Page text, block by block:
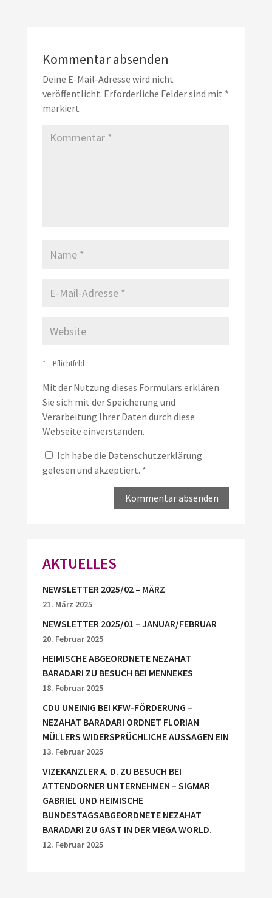
Kommentar absenden
Deine E-Mail-Adresse wird nicht
veröffentlicht. Erforderliche Felder sind mit *
markiert
* = Pflichtfeld
Mit der Nutzung dieses Formulars erklären
Sie sich mit der Speicherung und
Verarbeitung Ihrer Daten durch diese
Webseite einverstanden.
Ich habe die Datenschutzerklärung
gelesen und akzeptiert. *
AKTUELLES
NEWSLETTER 2025/02 – MÄRZ
21. März 2025
NEWSLETTER 2025/01 – JANUAR/FEBRUAR
20. Februar 2025
HEIMISCHE ABGEORDNETE NEZAHAT
BARADARI ZU BESUCH BEI MENNEKES
18. Februar 2025
CDU UNEINIG BEI KFW-FÖRDERUNG –
NEZAHAT BARADARI ORDNET FLORIAN
MÜLLERS WIDERSPRÜCHLICHE AUSSAGEN EIN
13. Februar 2025
VIZEKANZLER A. D. ZU BESUCH BEI
ATTENDORNER UNTERNEHMEN – SIGMAR
GABRIEL UND HEIMISCHE
BUNDESTAGSABGEORDNETE NEZAHAT
BARADARI ZU GAST IN DER VIEGA WORLD.
12. Februar 2025